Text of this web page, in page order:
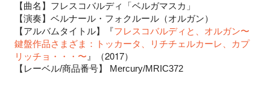
【曲名】フレスコバルディ「ベルガマスカ」
【演奏】ベルナール・フォクルール（オルガン）
【アルバムタイトル】
『フレスコバルディと、オルガン〜
鍵盤作品さまざま：トッカータ、リチチェルカーレ、カプ
リッチョ・・・〜 』（2017）
【レーベル/商品番号】 Mercury/MRIC372